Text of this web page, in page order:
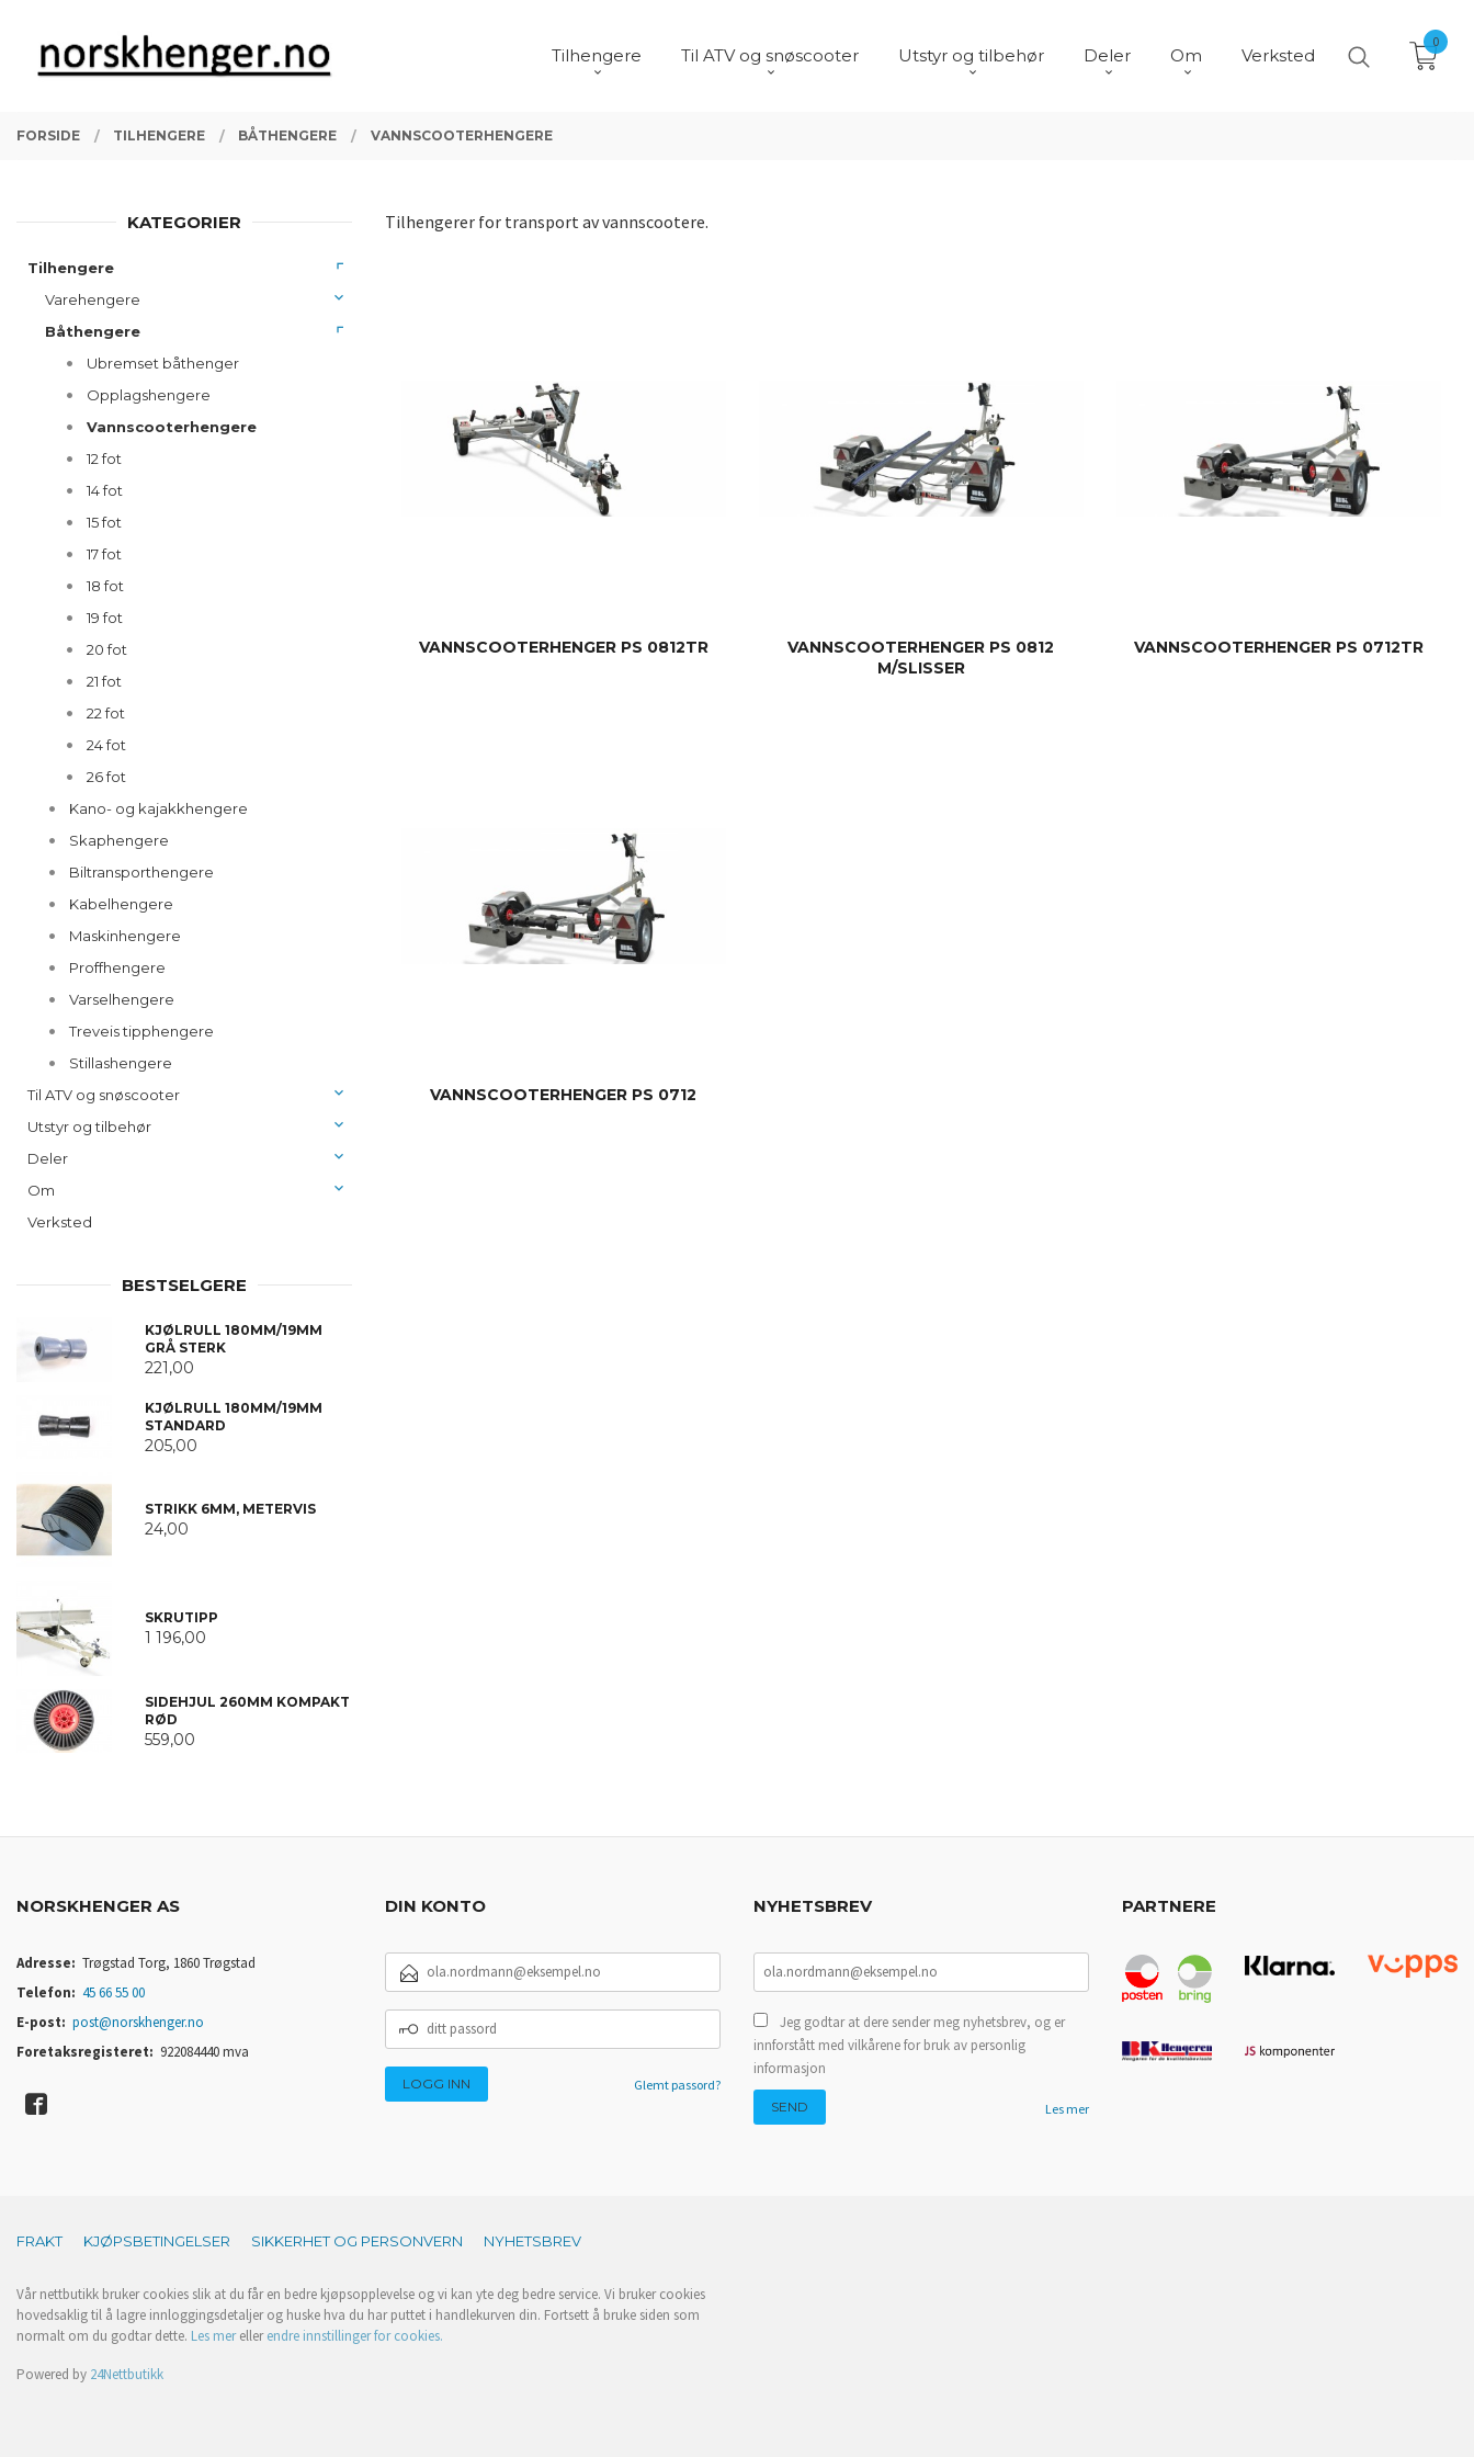
innholdet
PRODUKTER
Tilhengere Til ATV og snøscooter Utstyr og tilbehør Deler Om Verksted
0
FORSIDE TILHENGERE BÅTHENGERE VANNSCOOTERHENGERE
Tilhengerer for transport av vannscootere.
VANNSCOOTERHENGER PS 0812TR
VANNSCOOTERHENGER PS 0812
M/SLISSER
VANNSCOOTERHENGER PS 0712TR
VANNSCOOTERHENGER PS 0712
KATEGORIER
Tilhengere
Varehengere
Båthengere
Ubremset båthenger
Opplagshengere
Vannscooterhengere
12 fot
14 fot
15 fot
17 fot
18 fot
19 fot
20 fot
21 fot
22 fot
24 fot
26 fot
Kano- og kajakkhengere
Skaphengere
Biltransporthengere
Kabelhengere
Maskinhengere
Proffhengere
Varselhengere
Treveis tipphengere
Stillashengere
Til ATV og snøscooter
Utstyr og tilbehør
Deler
Om
Verksted
BESTSELGERE
KJØLRULL 180MM/19MM
GRÅ STERK
221,00
KJØLRULL 180MM/19MM
STANDARD
205,00
STRIKK 6MM, METERVIS
24,00
SKRUTIPP
1 196,00
SIDEHJUL 260MM KOMPAKT
RØD
559,00
NORSKHENGER AS
Adresse: Trøgstad Torg, 1860 Trøgstad
Telefon: 45 66 55 00
E-post: post@norskhenger.no
Foretaksregisteret: 922084440 mva
DIN KONTO
E-
POSTADRESSE
DITT
PASSORD
Glemt passord?
NYHETSBREV
Jeg godtar at dere sender meg nyhetsbrev, og er
innforstått med vilkårene for bruk av personlig
informasjon
Les mer
PARTNERE
FRAKT KJØPSBETINGELSER SIKKERHET OG PERSONVERN NYHETSBREV
Vår nettbutikk bruker cookies slik at du får en bedre kjøpsopplevelse og vi kan yte deg bedre service. Vi bruker cookies
hovedsaklig til å lagre innloggingsdetaljer og huske hva du har puttet i handlekurven din. Fortsett å bruke siden som
normalt om du godtar dette. Les merellerendre innstillinger for cookies.
Powered by 24Nettbutikk